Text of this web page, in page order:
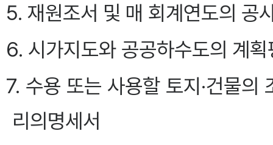
5. 재원조서 및 매 회계연도의 공
6. 시가지도와 공공하수도의 계
7. 수용 또는 사용할 토지·건물
리의명세서